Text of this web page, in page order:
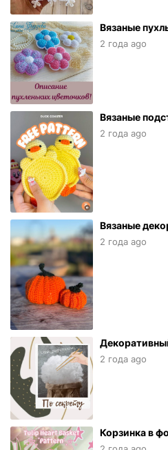
Вязаные
2 года ago
Вязаные
2 года ago
Вязаные
2 года ago
2 года ago
Корзинка в